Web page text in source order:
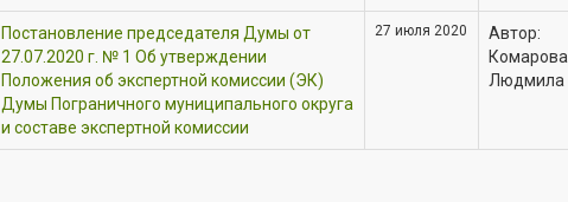
Постановление председателя Думы от
27.07.2020 г. № 1 Об утверждении
Положения об экспертной комиссии (ЭК)
Думы Пограничного муниципального округа
и составе экспертной комиссии
27 июля 2020
Автор:
Комарова
Людмила